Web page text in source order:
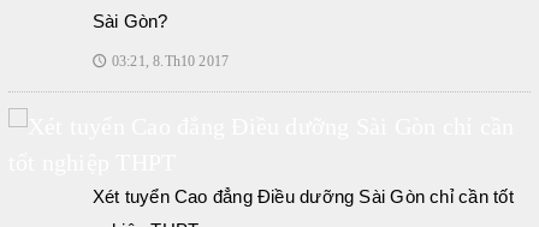
Sài Gòn?
🕔 03:21, 8.Th10 2017
Xét tuyển Cao đẳng Điều dưỡng Sài Gòn chỉ cần tốt